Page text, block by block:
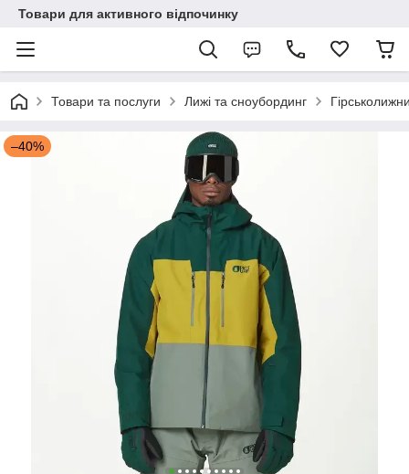
Товари для активного відпочинку
Товари та послуги Лижі та сноубординг
–40%